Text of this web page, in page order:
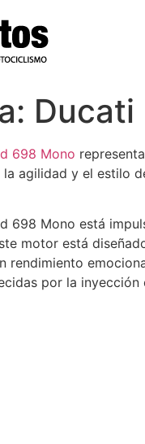
698 Mono
la agilidad y el estilo
698 Mono está
motor está
rendimiento
por la inyección